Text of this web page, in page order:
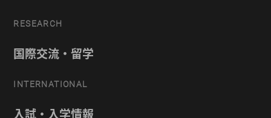
RESEARCH
国際交流・留学
INTERNATIONAL
入試・入学情報